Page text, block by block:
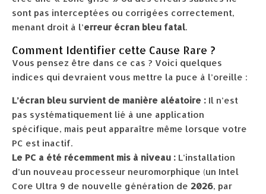
sont pas interceptées ou corrigées correctement,
menant droit à l’erreur écran bleu fatal.
Comment Identifier cette Cause Rare ?
Vous pensez être dans ce cas ? Voici quelques
indices qui devraient vous mettre la puce à l’oreille :
L’écran bleu survient de manière aléatoire : Il n’est
pas systématiquement lié à une application
spécifique, mais peut apparaître même lorsque votre
PC est inactif.
Le PC a été récemment mis à niveau : L’installation
d’un nouveau processeur neuromorphique (un Intel
Core Ultra 9 de nouvelle génération de 2026, par